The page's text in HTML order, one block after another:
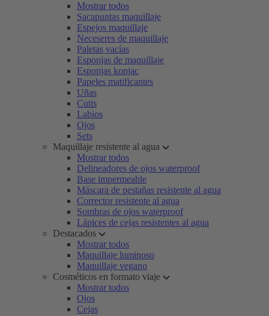
Mostrar todos
Sacapuntas maquillaje
Espejos maquillaje
Neceseres de maquillaje
Paletas vacías
Esponjas de maquillaje
Esponjas konjac
Papeles matificantes
Uñas
Cutis
Labios
Ojos
Sets
Maquillaje resistente al agua
Mostrar todos
Delineadores de ojos waterproof
Base impermeable
Máscara de pestañas resistente al agua
Corrector resistente al agua
Sombras de ojos waterproof
Lápices de cejas resistentes al agua
Destacados
Mostrar todos
Maquillaje luminoso
Maquillaje vegano
Cosméticos en formato viaje
Mostrar todos
Ojos
Cejas